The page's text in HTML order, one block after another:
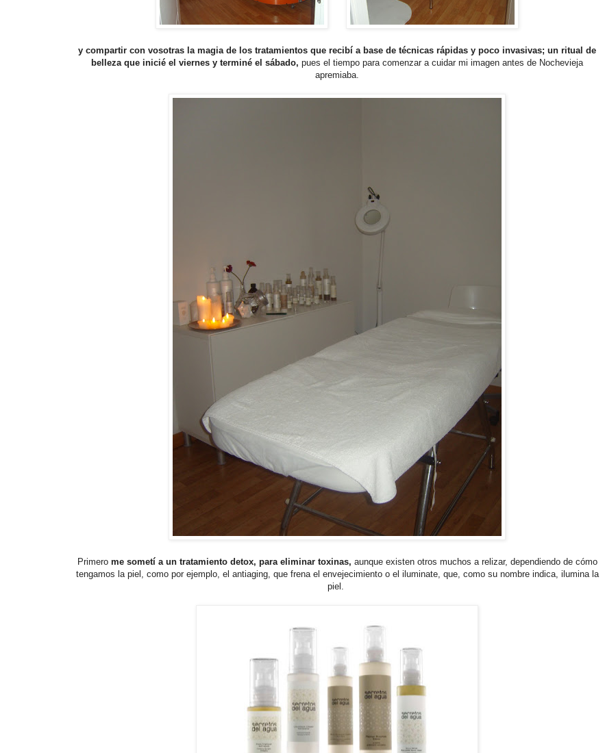
y compartir con vosotras la magia de los tratamientos que recibí a base de técnicas rápidas y poco invasivas; un ritual de
belleza que inicié el viernes y terminé el sábado, pues el tiempo para comenzar a cuidar mi imagen antes de Nochevieja
apremiaba.
Primero me sometí a un tratamiento detox, para eliminar toxinas, aunque existen otros muchos a relizar, dependiendo de cómo
tengamos la piel, como por ejemplo, el antiaging, que frena el envejecimiento o el iluminate, que, como su nombre indica, ilumina la
piel.